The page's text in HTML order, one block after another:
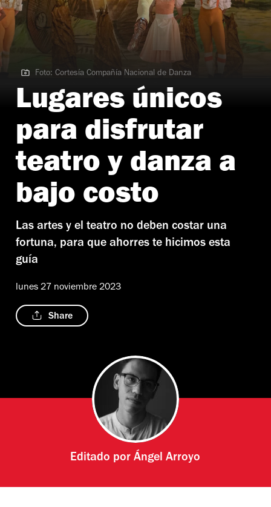
Foto: Cortesía Compañía Nacional de Danza
Foto: Cortesía Compañía Nacional de Danza
Lugares únicos
para disfrutar
teatro y danza a
bajo costo
Las artes y el teatro no deben costar una
fortuna, para que ahorres te hicimos esta
guía
lunes 27 noviembre 2023
Share
Editado porÁngel Arroyo